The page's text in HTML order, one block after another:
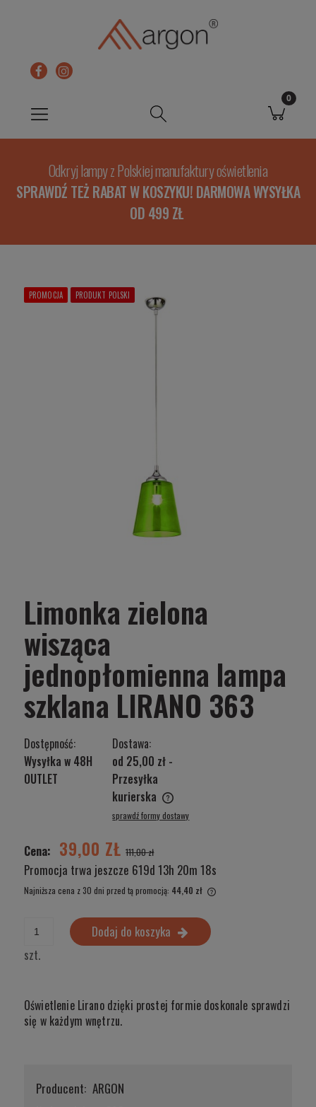
Odkryj lampy z Polskiej manufaktury oświetlenia
SPRAWDŹ TEŻ RABAT W KOSZYKU! DARMOWA WYSYŁKA
OD 499 ZŁ
PROMOCJA PRODUKT POLSKI
Limonka zielona
wisząca
jednopłomienna lampa
szklana LIRANO 363
Dostępność:
Wysyłka w 48H
OUTLET
Dostawa:
od 25,00 zł -
Przesyłka
kurierska
Cena nie zawiera ewentualnych kosztów płatności
sprawdź formy dostawy
Cena: 39,00 ZŁ 111,00 zł
Promocja trwa jeszcze 619d 13h 20m 18s
Najniższa cena z 30 dni przed tą promocją: 44,40 zł
szt.
Dodaj do koszyka
Oświetlenie Lirano dzięki prostej formie doskonale sprawdzi
się w każdym wnętrzu.
Producent: ARGON